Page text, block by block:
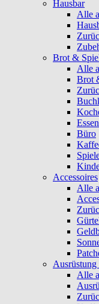
Hausbar
Alle
Brot &
Alle
Brot
Büro
Accessoires
Alle
Alle